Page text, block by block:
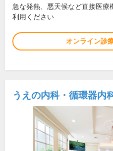
急な発熱、悪天候など直接医
利用ください
オンライン診
うえの内科・循環器内